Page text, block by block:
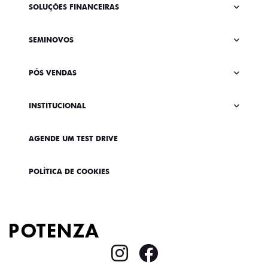
SOLUÇÕES FINANCEIRAS
SEMINOVOS
PÓS VENDAS
INSTITUCIONAL
AGENDE UM TEST DRIVE
POLÍTICA DE COOKIES